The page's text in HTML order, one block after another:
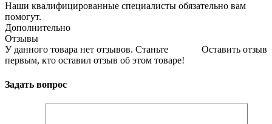
Наши квалифицированные специалисты обязательно вам
помогут.
Дополнительно
Отзывы
Оставить отзыв
У данного товара нет отзывов. Станьте
первым, кто оставил отзыв об этом товаре!
Задать вопрос